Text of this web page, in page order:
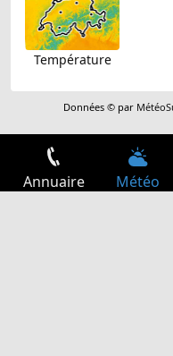
Température
Données © par
Annuaire Météo